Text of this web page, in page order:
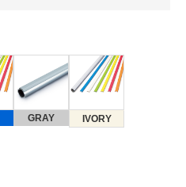
GRAY IVORY